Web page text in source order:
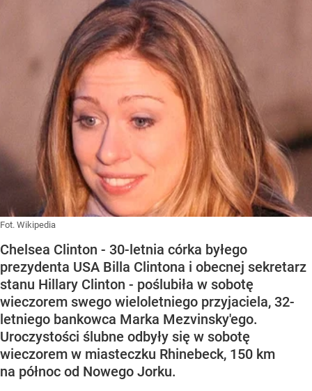
Fot. Wikipedia
Chelsea Clinton - 30-letnia córka byłego
prezydenta USA Billa Clintona i obecnej sekretarz
stanu Hillary Clinton - poślubiła w sobotę
wieczorem swego wieloletniego przyjaciela, 32-
letniego bankowca Marka Mezvinsky'ego.
Uroczystości ślubne odbyły się w sobotę
wieczorem w miasteczku Rhinebeck, 150 km
na północ od Nowego Jorku.